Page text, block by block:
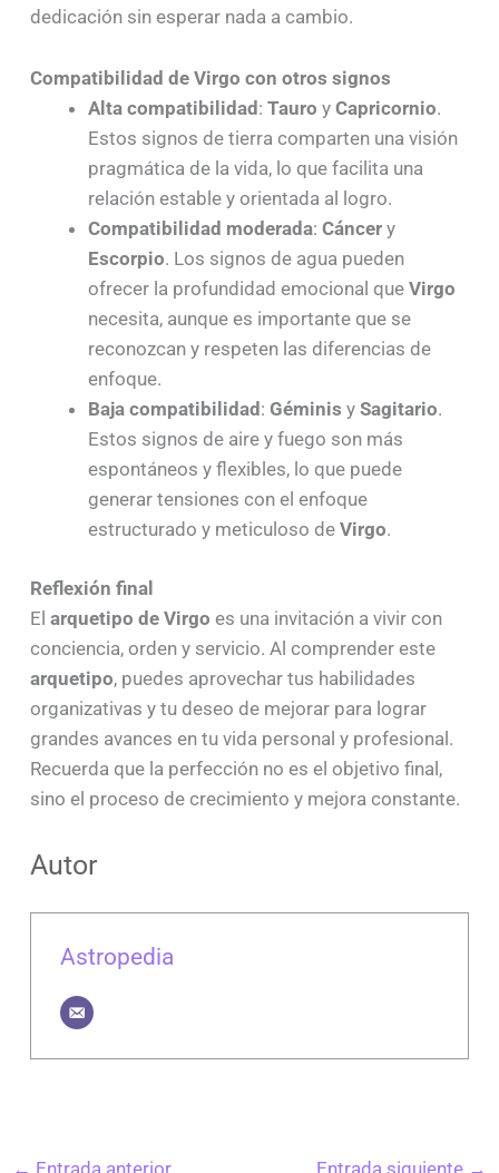
dedicación sin esperar nada a cambio.
Compatibilidad de Virgo con otros signos
Alta compatibilidad: Tauro y Capricornio.
Estos signos de tierra comparten una visión
pragmática de la vida, lo que facilita una
relación estable y orientada al logro.
Compatibilidad moderada: Cáncery
Escorpio. Los signos de agua pueden
ofrecer la profundidad emocional que Virgo
necesita, aunque es importante que se
reconozcan y respeten las diferencias de
enfoque.
Baja compatibilidad: Géminis y Sagitario.
Estos signos de aire y fuego son más
espontáneos y flexibles, lo que puede
generar tensiones con el enfoque
estructurado y meticuloso de Virgo.
Reflexión final
El arquetipo de Virgo es una invitación a vivir con
conciencia, orden y servicio. Al comprender este
arquetipo, puedes aprovechar tus habilidades
organizativas y tu deseo de mejorar para lograr
grandes avances en tu vida personal y profesional.
Recuerda que la perfección no es el objetivo final,
sino el proceso de crecimiento y mejora constante.
Autor
Astropedia